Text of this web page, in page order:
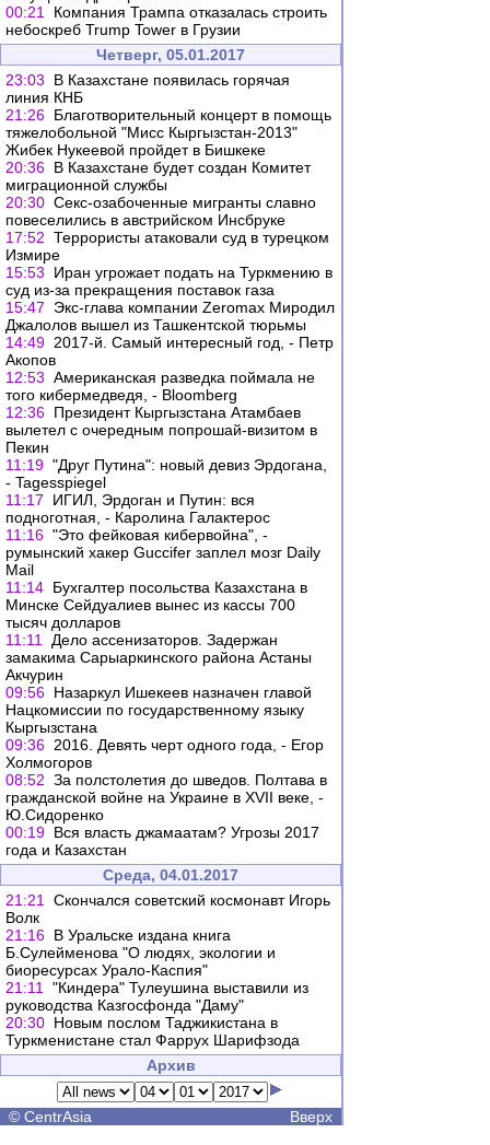
00:21
Компания Трампа отказалась строить
небоскреб Trump Tower в Грузии
Четверг, 05.01.2017
23:03
В Казахстане появилась горячая
линия КНБ
21:26 Благотворительный концерт в помощь
тяжелобольной "Мисс Кыргызстан-2013"
Жибек Нукеевой пройдет в Бишкеке
20:36 В Казахстане будет создан Комитет
миграционной службы
20:30 Секс-озабоченные мигранты славно
повеселились в австрийском Инсбруке
17:52 Террористы атаковали суд в турецком
Измире
15:53
Иран угрожает подать на Туркмению в
суд из-за прекращения поставок газа
15:47
Экс-глава компании Zeromax Миродил
Джалолов вышел из Ташкентской тюрьмы
14:49 2017-й. Самый интересный год, - Петр
Акопов
12:53 Американская разведка поймала не
того кибермедведя, - Bloomberg
12:36 Президент Кыргызстана Атамбаев
вылетел с очередным попрошай-визитом в
Пекин
11:19 "Друг Путина": новый девиз Эрдогана,
- Tagesspiegel
11:17
ИГИЛ, Эрдоган и Путин: вся
подноготная, - Каролина Галактерос
11:16 "Это фейковая кибервойна", -
румынский хакер Guccifer заплел мозг Daily
Mail
11:14 Бухгалтер посольства Казахстана в
Минске Сейдуалиев вынес из кассы 700
тысяч долларов
11:11
Дело ассенизаторов. Задержан
замакима Сарыаркинского района Астаны
Акчурин
09:56 Назаркул Ишекеев назначен главой
Нацкомиссии по государственному языку
Кыргызстана
09:36 2016. Девять черт одного года, - Егор
Холмогоров
08:52 За полстолетия до шведов. Полтава в
гражданской войне на Украине в XVII веке, -
Ю.Сидоренко
00:19 Вся власть джамаатам? Угрозы 2017
года и Казахстан
Среда, 04.01.2017
21:21
Скончался советский космонавт Игорь
Волк
21:16 В Уральске издана книга
Б.Сулейменова "О людях, экологии и
биоресурсах Урало-Каспия"
21:11
"Киндера" Тулеушина выставили из
руководства Казгосфонда "Даму"
20:30 Новым послом Таджикистана в
Туркменистане стал Фаррух Шарифзода
Архив
© CentrAsia Вверх